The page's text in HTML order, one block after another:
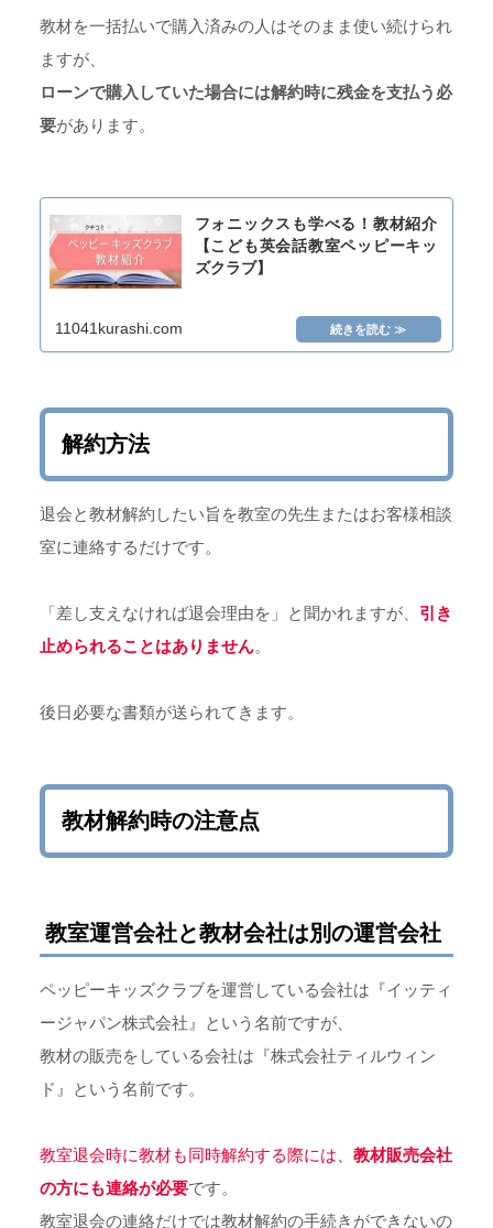
教材を一括払いで購入済みの人はそのまま使い続けられ
ますが、
ローンで購入していた場合には解約時に残金を支払う必
要があります。
フォニックスも学べる！教材紹介
【こども英会話教室ペッピーキッ
ズクラブ】
11041kurashi.com
解約方法
退会と教材解約したい旨を教室の先生またはお客様相談
室に連絡するだけです。
「差し支えなければ退会理由を」と聞かれますが、 引き
止められることはありません。
後日必要な書類が送られてきます。
教材解約時の注意点
教室運営会社と教材会社は別の運営会社
ペッピーキッズクラブを運営している会社は『イッティ
ージャパン株式会社』という名前ですが、
教材の販売をしている会社は『株式会社ティルウィン
ド』という名前です。
教室退会時に教材も同時解約する際には、 教材販売会社
の方にも連絡が必要です。
教室退会の連絡だけでは教材解約の手続きができないの